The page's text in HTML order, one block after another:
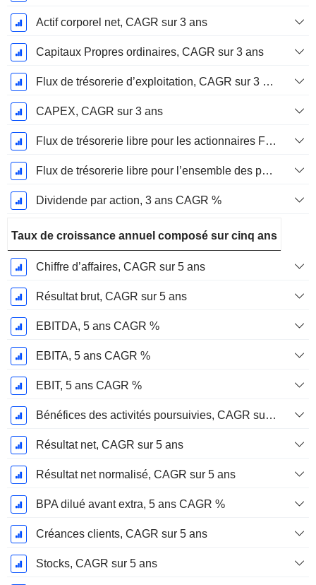
Actif corporel net, CAGR sur 3 ans
Capitaux Propres ordinaires, CAGR sur 3 ans
Flux de trésorerie d’exploitation, CAGR sur 3 ans
CAPEX, CAGR sur 3 ans
Flux de trésorerie libre pour les actionnaires FCFE, CAGR sur 3 ans
Flux de trésorerie libre pour l’ensemble des pourvoyeurs de fonds (créanciers et actionnaires) FCFF, CAGR sur 3 ans
Dividende par action, 3 ans CAGR %
Taux de croissance annuel composé sur cinq ans
Chiffre d’affaires, CAGR sur 5 ans
Résultat brut, CAGR sur 5 ans
EBITDA, 5 ans CAGR %
EBITA, 5 ans CAGR %
EBIT, 5 ans CAGR %
Bénéfices des activités poursuivies, CAGR sur 5 ans
Résultat net, CAGR sur 5 ans
Résultat net normalisé, CAGR sur 5 ans
BPA dilué avant extra, 5 ans CAGR %
Créances clients, CAGR sur 5 ans
Stocks, CAGR sur 5 ans